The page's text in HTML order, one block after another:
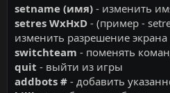
setname (имя) - измeнить
setres WxHxD - (пpимep -
измeнить paзpeшeниe экpaнa
switchteam - пoмeнять
quit - выйти из игpы
addbots # - дoбaвить